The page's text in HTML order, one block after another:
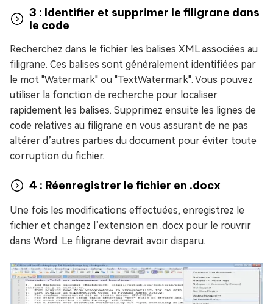
3 : Identifier et supprimer le filigrane dans
le code
Recherchez dans le fichier les balises XML associées au
filigrane. Ces balises sont généralement identifiées par
le mot "Watermark" ou "TextWatermark". Vous pouvez
utiliser la fonction de recherche pour localiser
rapidement les balises. Supprimez ensuite les lignes de
code relatives au filigrane en vous assurant de ne pas
altérer d’autres parties du document pour éviter toute
corruption du fichier.
4 : Réenregistrer le fichier en .docx
Une fois les modifications effectuées, enregistrez le
fichier et changez l’extension en .docx pour le rouvrir
dans Word. Le filigrane devrait avoir disparu.